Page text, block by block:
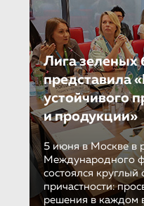
Лига зеленых
представила
устойчивого
и продукции»
5 июня в Москве в
Международного
состоялся круглый
причастности:
решения в каждом